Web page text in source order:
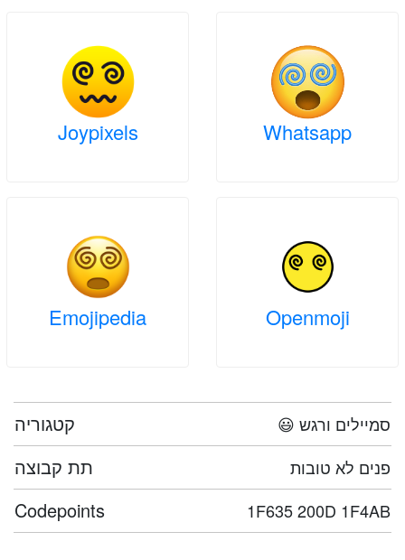
Whatsapp
Joypixels
Openmoji
Emojipedia
קטגוריה 😃 סמיילים ורגש
תת קבוצה פנים לא טובות
Codepoints 1F635 200D 1F4AB